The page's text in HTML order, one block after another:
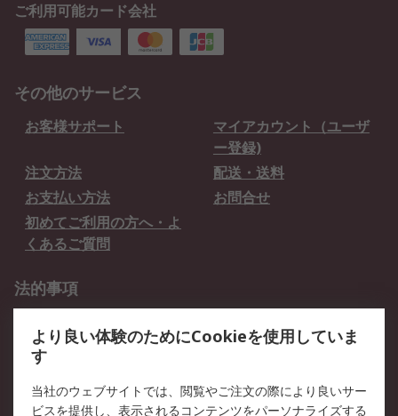
ご利用可能カード会社
その他のサービス
お客様サポート
マイアカウント（ユーザ
ー登録)
注文方法
配送・送料
お支払い方法
お問合せ
初めてご利用の方へ・よ
くあるご質問
法的事項
クッキーポリシー
RSについて
より良い体験のためにCookieを使用していま
す
当社のウェブサイトでは、閲覧やご注文の際により良いサー
ビスを提供し、表示されるコンテンツをパーソナライズする